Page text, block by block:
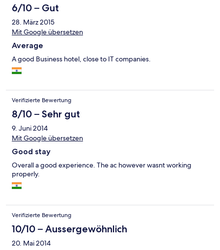
6/10 – Gut
28. März 2015
Mit Google übersetzen
Average
A good Business hotel, close to IT companies.
Verifizierte Bewertung
8/10 – Sehr gut
9. Juni 2014
Mit Google übersetzen
Good stay
Overall a good experience. The ac however wasnt working
properly.
Verifizierte Bewertung
10/10 – Aussergewöhnlich
20. Mai 2014